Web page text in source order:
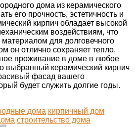
дома из керамического
его прочность, эстетичность и
кирпич обладает высокой
воздействиям, что
для долговечного
он отлично сохраняет тепло,
проживание в доме в любое
выбранный керамический кирпич
фасад вашего
будет служить долгие годы.
дома кирпичный дом
строительство дома